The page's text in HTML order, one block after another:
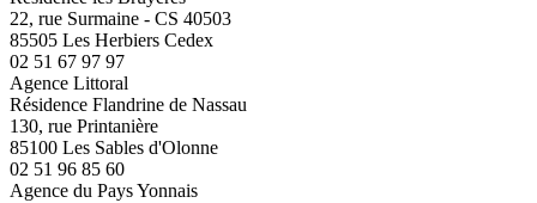
22, rue Surmaine - CS 40503
85505 Les Herbiers Cedex
02 51 67 97 97
Agence Littoral
Résidence Flandrine de Nassau
130, rue Printanière
85100 Les Sables d'Olonne
02 51 96 85 60
Agence du Pays Yonnais